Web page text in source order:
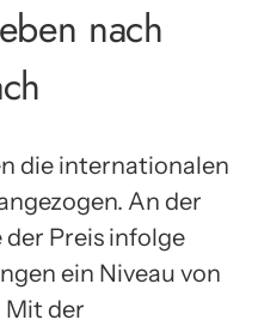
nach
die internationalen
An der
Preis infolge
ein Niveau von
Mit der